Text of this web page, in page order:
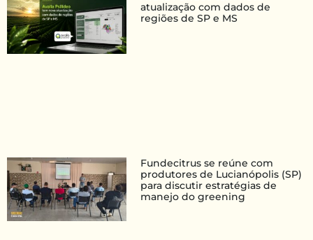
atualização com dados de
regiões de SP e MS
Fundecitrus se reúne com
produtores de Lucianópolis (SP)
para discutir estratégias de
manejo do greening